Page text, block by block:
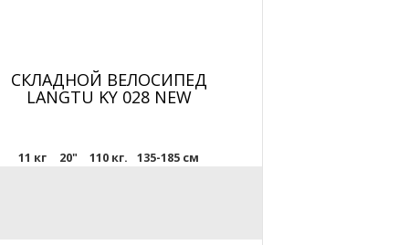
СКЛАДНОЙ ВЕЛОСИПЕД
LANGTU KY 028 NEW
11 кг 20" 110 кг. 135-185 см